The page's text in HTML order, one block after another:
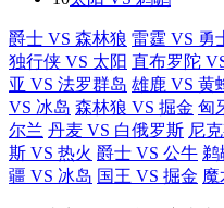
爵士 VS 森林狼 雷霆 VS 勇
独行侠 VS 太阳 直布罗陀
亚 VS 法罗群岛 雄鹿 VS 黄
VS 冰岛 森林狼 VS 掘金 匈
尔兰 丹麦 VS 白俄罗斯 尼
斯 VS 热火 爵士 VS 公牛 鹈
疆 VS 冰岛 国王 VS 掘金 魔